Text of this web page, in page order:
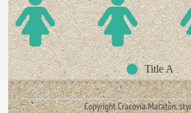
Title A
Copyright Cracovia Maraton,